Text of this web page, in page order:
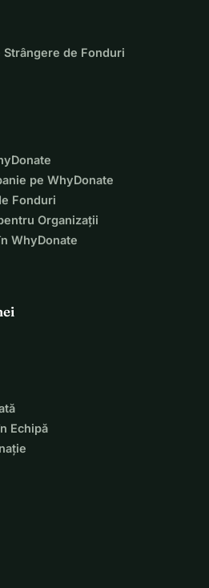
de Fonduri
pe WhyDonate
Fonduri
Organizații
WhyDonate
Echipă